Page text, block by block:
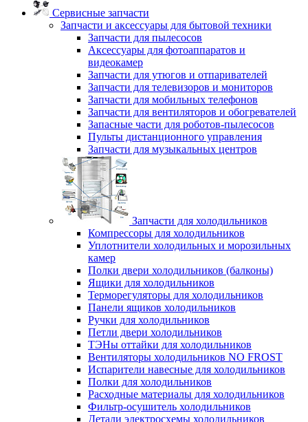
Сервисные запчасти
Запчасти и аксессуары для бытовой техники
Запчасти для пылесосов
Аксессуары для фотоаппаратов и
видеокамер
Запчасти для утюгов и отпаривателей
Запчасти для телевизоров и мониторов
Запчасти для мобильных телефонов
Запчасти для вентиляторов и обогревателей
Запасные части для роботов-пылесосов
Пульты дистанционного управления
Запчасти для музыкальных центров
Запчасти для холодильников
Компрессоры для холодильников
Уплотнители холодильных и морозильных
камер
Полки двери холодильников (балконы)
Ящики для холодильников
Терморегуляторы для холодильников
Панели ящиков холодильников
Ручки для холодильников
Петли двери холодильников
ТЭНы оттайки для холодильников
Вентиляторы холодильников NO FROST
Испарители навесные для холодильников
Полки для холодильников
Расходные материалы для холодильников
Фильтр-осушитель холодильников
Детали электросхемы холодильников